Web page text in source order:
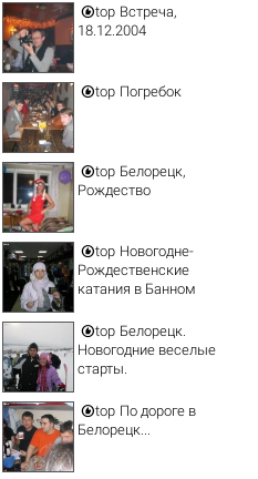
top Встреча,
18.12.2004
top Погребок
top Белорецк,
Рождество
top Новогодне-
Рождественские
катания в Банном
top Белорецк.
Новогодние веселые
старты.
top По дороге в
Белорецк...